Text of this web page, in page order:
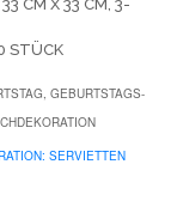
CM X 33 CM, 3-
STÜCK
GEBURTSTAGS-
SERVIETTEN